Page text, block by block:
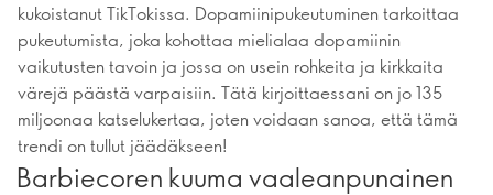
kukoistanut TikTokissa. Dopamiinipukeutuminen tarkoittaa
pukeutumista, joka kohottaa mielialaa dopamiinin
vaikutusten tavoin ja jossa on usein rohkeita ja kirkkaita
värejä päästä varpaisiin. Tätä kirjoittaessani on jo 135
miljoonaa katselukertaa, joten voidaan sanoa, että tämä
trendi on tullut jäädäkseen!
Barbiecoren kuuma vaaleanpunainen